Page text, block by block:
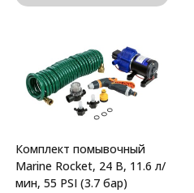
Комплект помывочный
Marine Rocket, 24 В, 11.6 л/
мин, 55 PSI (3.7 бар)